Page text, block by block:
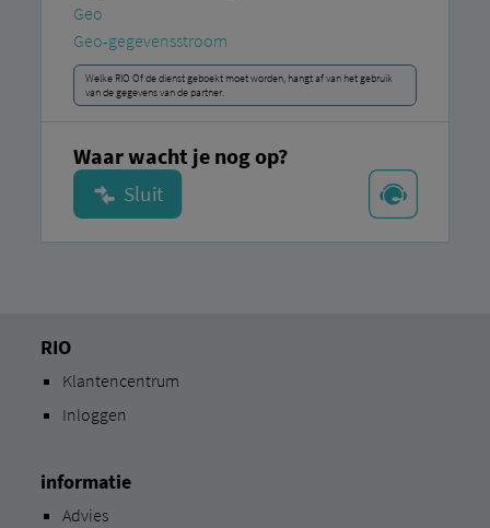
Geo
Geo-gegevensstroom
Welke RIO Of de dienst geboekt moet worden, hangt af van het gebruik
van de gegevens van de partner.
Waar wacht je nog op?
RIO
Klantencentrum
Inloggen
informatie
Advies